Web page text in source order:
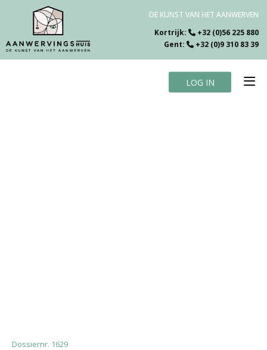
DE KUNST VAN HET AANWERVEN
Kortrijk:
+32 (0)56 225 880
Gent:
+32 (0)9 310 83 39
LOG IN
Dossiernr. 1629